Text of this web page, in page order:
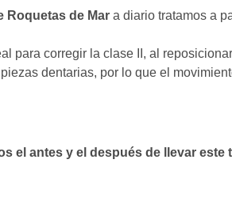
Roquetas de Mar a diario tratamos a
para corregir la clase II, al
dentarias, por lo que el
el antes y el después de llevar este